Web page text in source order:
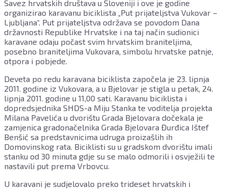
Bjelovara
Savez hrvatskih društava u Sloveniji i ove je godine
organizirao karavanu biciklista „Put prijateljstva Vukovar –
Ljubljana“. Put prijateljstva održava se povodom Dana
državnosti Republike Hrvatske i na taj način sudionici
karavane odaju počast svim hrvatskim braniteljima,
posebno braniteljima Vukovara, simbolu hrvatske patnje,
otpora i pobjede.
Deveta po redu karavana biciklista započela je 23. lipnja
2011. godine iz Vukovara, a u Bjelovar je stigla u petak, 24.
lipnja 2011. godine u 11,00 sati. Karavanu biciklista i
dopredsjednika SHDS-a Miju Stanka te voditelja projekta
Milana Pavelića u dvorištu Grada Bjelovara dočekala je
zamjenica gradonačelnika Grada Bjelovara Đurđica Ištef
Benšić sa predstavnicima udruga proizašlih ih
Domovinskog rata. Biciklisti su u gradskom dvorištu imali
stanku od 30 minuta gdje su se malo odmorili i osvježili te
nastavili put prema Vrbovcu.
U karavani je sudjelovalo preko trideset hrvatskih i